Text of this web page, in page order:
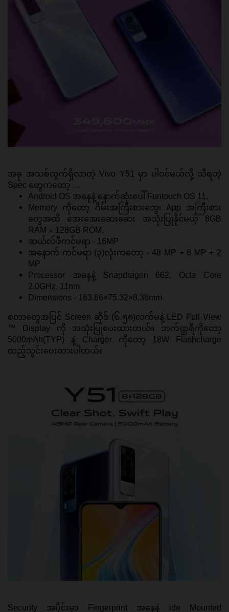
အခု အသစ်ထွက်ရှိလာတဲ့ Vivo Y51 မှာ ပါဝင်မယ်လို့ သိရတဲ့
Spec တွေကတော့ …
Android OS အနေနဲ့ နောက်ဆုံးပေါ် Funtouch OS 11,
Memory ကိုတော့ ဂိမ်းအကြီးစားတွေ၊ App အကြီးစား
တွေအထိ အေးအေးဆေးဆေး အသုံးပြုနိုင်မယ့် 8GB
RAM + 128GB ROM,
ဆယ်လ်ဖီကင်မရာ - 16MP
အနောက် ကင်မရာ (၃)လုံးကတော့ - 48 MP + 8 MP + 2
MP
Processor အနေနဲ့ Snapdragon 662, Octa Core
2.0GHz, 11nm
Dimensions - 163.86×75.32×8.38mm
စတာတွေအပြင် Screen ဆိုဒ် (၆.၅၈)လက်မနဲ့ LED Full View
™ Display ကို အသုံးပြုပေးထားတယ်။ ဘက်ထ္ထရီကိုတော့
5000mAh(TYP) နဲ့ Charger ကိုတော့ 18W Flashcharge
ထည့်သွင်းပေးထားပါတယ်။
Security အပိုင်းမှာ Fingerprint အနေနဲ့ ide Mounted